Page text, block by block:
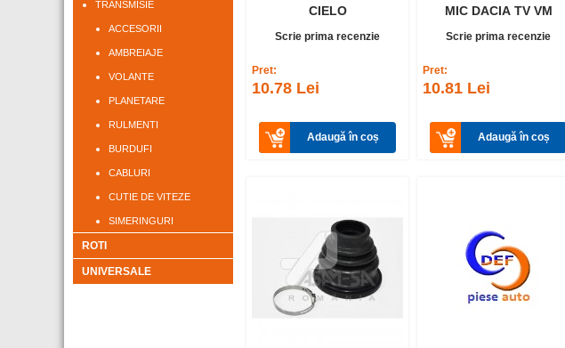
TRANSMISIE
ACCESORII
AMBREIAJE
VOLANTE
PLANETARE
RULMENTI
BURDUFI
CABLURI
CUTIE DE VITEZE
SIMERINGURI
ROTI
UNIVERSALE
CIELO
Scrie prima recenzie
Pret:
10.78 Lei
Adaugă în coș
MIC DACIA TV VM
Scrie prima recenzie
Pret:
10.81 Lei
Adaugă în coș